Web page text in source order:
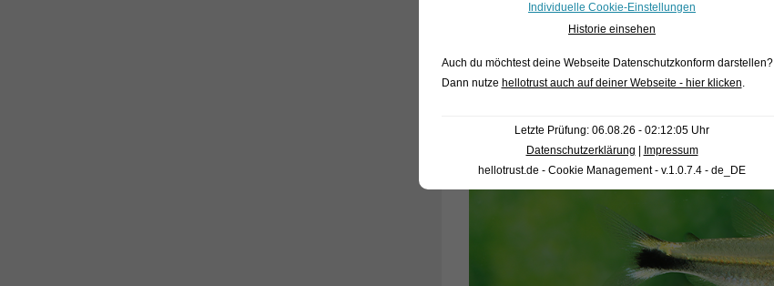
Individuelle Cookie-Einstellungen
Historie einsehen
Auch du möchtest deine Webseite Datenschutzkonform darstellen?
Dann nutze hellotrust auch auf deiner Webseite - hier klicken.
Letzte Prüfung: 06.08.26 - 02:12:05 Uhr
Datenschutzerklärung
Impressum
hellotrust.de - Cookie Management - v.1.0.7.4 - de_DE